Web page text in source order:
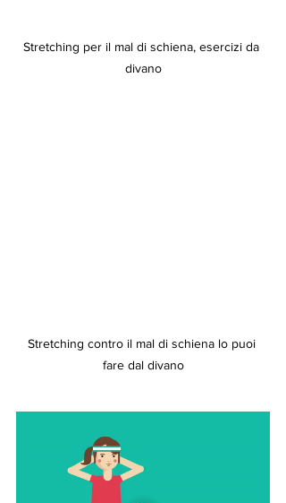
Stretching per il mal di schiena, esercizi da
divano
Stretching contro il mal di schiena lo puoi
fare dal divano